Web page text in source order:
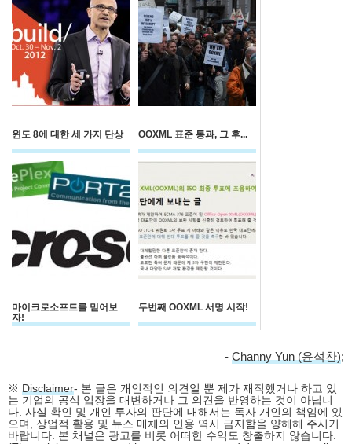
윈도 8에 대한 세 가지 단상 OOXML 표준 통과, 그 후...
마이크로소프트를 믿어보
자!
두번째 OOXML 서명 시작!
- Channy Yun (윤석찬);
※ Disclaimer- 본 글은 개인적인 의견일 뿐 제가 재직했거나 하고 있
는 기업의 공식 입장을 대변하거나 그 의견을 반영하는 것이 아닙니
다. 사실 확인 및 개인 투자의 판단에 대해서는 독자 개인의 책임에 있
으며, 상업적 활용 및 뉴스 매체의 인용 역시 금지함을 양해해 주시기
바랍니다. 본 채널은 광고를 비롯 어떠한 수익도 창출하지 않습니다.